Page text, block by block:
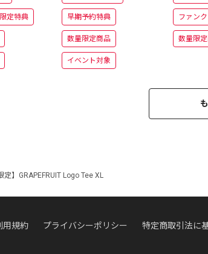
定特典 早期予約特典
数量限定商品
イベント対象
ファン
数量限
定】GRAPEFRUIT Logo Tee XL
用規約 プライバシーポリシー 特定商取引法に